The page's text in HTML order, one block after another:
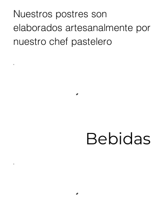
Nuestros postres son
elaborados artesanalmente por
nuestro chef pastelero
Bebidas